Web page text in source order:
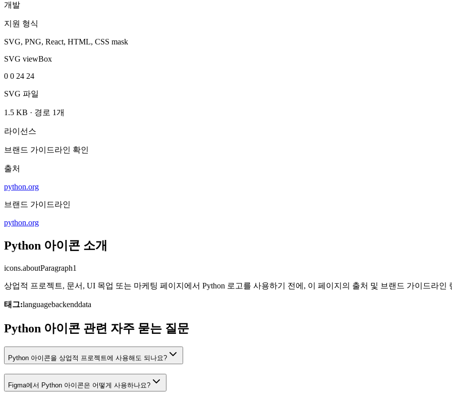
개발
지원 형식
SVG, PNG, React, HTML, CSS mask
SVG viewBox
0 0 24 24
SVG 파일
1.5 KB · 경로 1개
라이선스
브랜드 가이드라인 확인
출처
python.org
브랜드 가이드라인
python.org
Python 아이콘 소개
icons.aboutParagraph1
상업적 프로젝트, 문서, UI 목업 또는 마케팅 페이지에서 Python 로고를 사용하기 전에, 이 페이지의 출처 및 브랜드 가이드라
태그:languagebackenddata
Python 아이콘 관련 자주 묻는 질문
Python 아이콘을 상업적 프로젝트에 사용해도 되나요?
Figma에서 Python 아이콘은 어떻게 사용하나요?